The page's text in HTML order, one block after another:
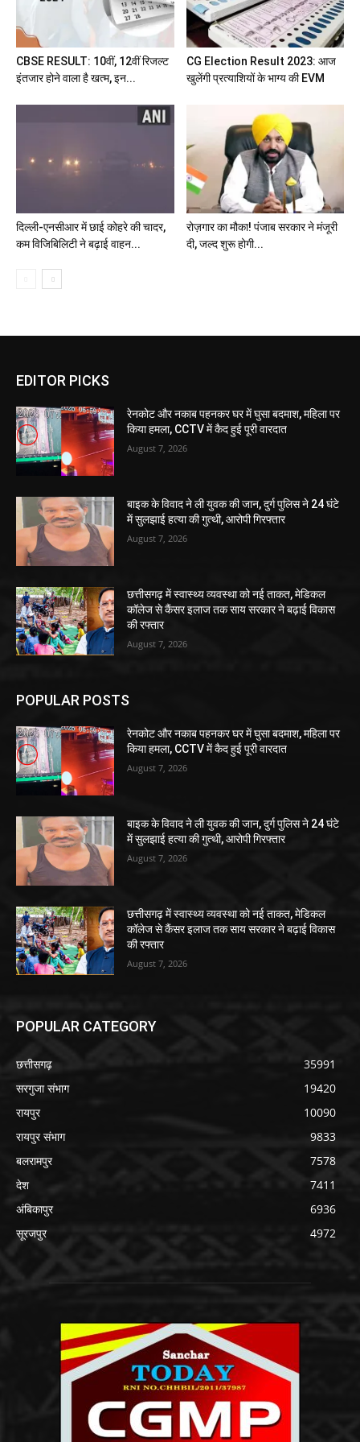
CBSE RESULT: 10वीं, 12वीं रिजल्ट
इंतजार होने वाला है खत्म, इन...
CG Election Result 2023: आज
खुलेंगी प्रत्याशियों के भाग्य की EVM
दिल्ली-एनसीआर में छाई कोहरे की चादर,
कम विजिबिलिटी ने बढ़ाई वाहन...
रोज़गार का मौका! पंजाब सरकार ने मंजूरी
दी, जल्द शुरू होगी...
EDITOR PICKS
रेनकोट और नकाब पहनकर घर में घुसा बदमाश, महिला पर
किया हमला, CCTV में कैद हुई पूरी वारदात
August 7, 2026
बाइक के विवाद ने ली युवक की जान, दुर्ग पुलिस ने 24 घंटे
में सुलझाई हत्या की गुत्थी, आरोपी गिरफ्तार
August 7, 2026
छत्तीसगढ़ में स्वास्थ्य व्यवस्था को नई ताकत, मेडिकल
कॉलेज से कैंसर इलाज तक साय सरकार ने बढ़ाई विकास
की रफ्तार
August 7, 2026
POPULAR POSTS
रेनकोट और नकाब पहनकर घर में घुसा बदमाश, महिला पर
किया हमला, CCTV में कैद हुई पूरी वारदात
August 7, 2026
बाइक के विवाद ने ली युवक की जान, दुर्ग पुलिस ने 24 घंटे
में सुलझाई हत्या की गुत्थी, आरोपी गिरफ्तार
August 7, 2026
छत्तीसगढ़ में स्वास्थ्य व्यवस्था को नई ताकत, मेडिकल
कॉलेज से कैंसर इलाज तक साय सरकार ने बढ़ाई विकास
की रफ्तार
August 7, 2026
POPULAR CATEGORY
छत्तीसगढ़
35991
सरगुजा संभाग
19420
रायपुर
10090
रायपुर संभाग
9833
बलरामपुर
7578
देश
7411
अंबिकापुर
6936
सूरजपुर
4972